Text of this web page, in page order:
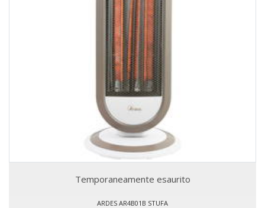
Temporaneamente esaurito
ARDES AR4B01B STUFA